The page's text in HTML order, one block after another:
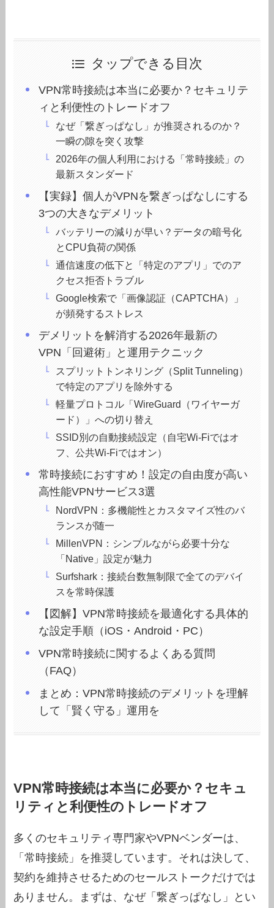
タップできる目次
VPN常時接続は本当に必要か？セキュリテ
ィと利便性のトレードオフ
なぜ「繋ぎっぱなし」が推奨されるのか？
一瞬の隙を突く攻撃
2026年の個人利用における「常時接続」の
最新スタンダード
【実録】個人がVPNを繋ぎっぱなしにする
3つの大きなデメリット
バッテリーの減りが早い？データの暗号化
とCPU負荷の関係
通信速度の低下と「特定のアプリ」でのア
クセス拒否トラブル
Google検索で「画像認証（CAPTCHA）」
が頻発するストレス
デメリットを解消する2026年最新の
VPN「回避術」と運用テクニック
スプリットトンネリング（Split Tunneling）
で特定のアプリを除外する
軽量プロトコル「WireGuard（ワイヤーガ
ード）」への切り替え
SSID別の自動接続設定（自宅Wi-Fiではオ
フ、公共Wi-Fiではオン）
常時接続におすすめ！設定の自由度が高い
高性能VPNサービス3選
NordVPN：多機能性とカスタマイズ性のバ
ランスが随一
MillenVPN：シンプルながら必要十分な
「Native」設定が魅力
Surfshark：接続台数無制限で全てのデバイ
スを常時保護
【図解】VPN常時接続を最適化する具体的
な設定手順（iOS・Android・PC）
VPN常時接続に関するよくある質問
（FAQ）
まとめ：VPN常時接続のデメリットを理解
して「賢く守る」運用を
VPN常時接続は本当に必要か？セキュ
リティと利便性のトレードオフ
多くのセキュリティ専門家やVPNベンダーは、
「常時接続」を推奨しています。それは決して、
契約を維持させるためのセールストークだけでは
ありません。まずは、なぜ「繋ぎっぱなし」とい